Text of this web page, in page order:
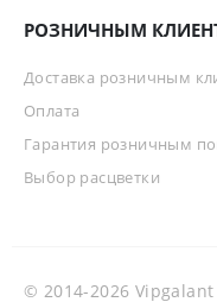
РОЗНИЧНЫМ
Доставка розничным
Оплата
Гарантия розничным
Выбор расцветки
© 2014-2026